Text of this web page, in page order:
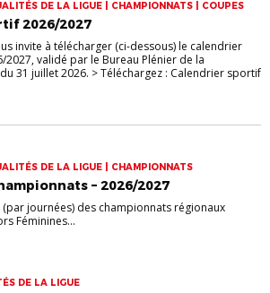
DE LA LIGUE | CHAMPIONNATS | COUPES
2026/2027
invite à télécharger (ci-dessous) le calendrier
validé par le Bureau Plénier de la
31 juillet 2026. > Téléchargez : Calendrier sportif
DE LA LIGUE | CHAMPIONNATS
– 2026/2027
journées) des championnats régionaux
Féminines...
DE LA LIGUE